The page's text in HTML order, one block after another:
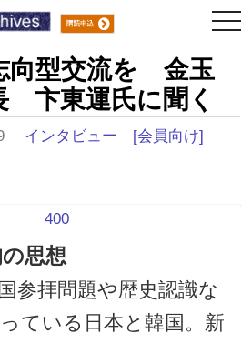
向型交流を 金玉
卞東運氏に聞く
インタビュー [会員向け]
思想
参拝問題や歴史認識な
ている日本と韓国。新